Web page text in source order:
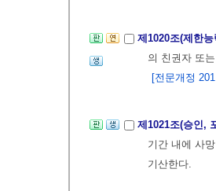
제1020조(제한
의 친권자 또
[전문개정
제1021조(승인,
기간 내에 사
기산한다.